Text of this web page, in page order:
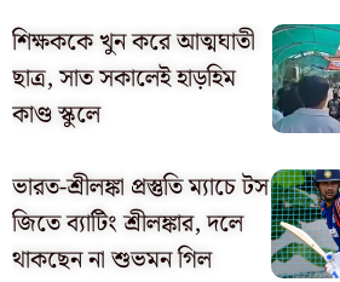
শিক্ষককে খুন করে আত্মঘাতী
ছাত্র, সাত সকালেই হাড়হিম
কাণ্ড স্কুলে
ভারত-শ্রীলঙ্কা প্রস্তুতি ম্যাচে টস
জিতে ব্যাটিং শ্রীলঙ্কার, দলে
থাকছেন না শুভমন গিল